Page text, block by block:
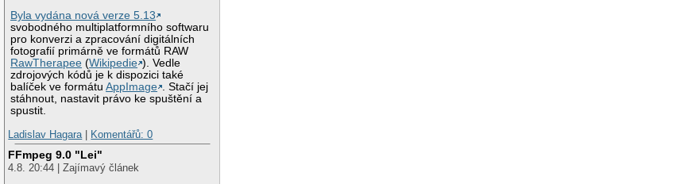
Byla vydána nová verze 5.13
svobodného multiplatformního softwaru
pro konverzi a zpracování digitálních
fotografií primárně ve formátů RAW
RawTherapee (Wikipedie ). Vedle
zdrojových kódů je k dispozici také
balíček ve formátuAppImage . Stačí jej
stáhnout, nastavit právo ke spuštění a
spustit.
Ladislav Hagara
Komentářů: 0
FFmpeg 9.0 "Lei"
4.8. 20:44 | Zajímavý článek